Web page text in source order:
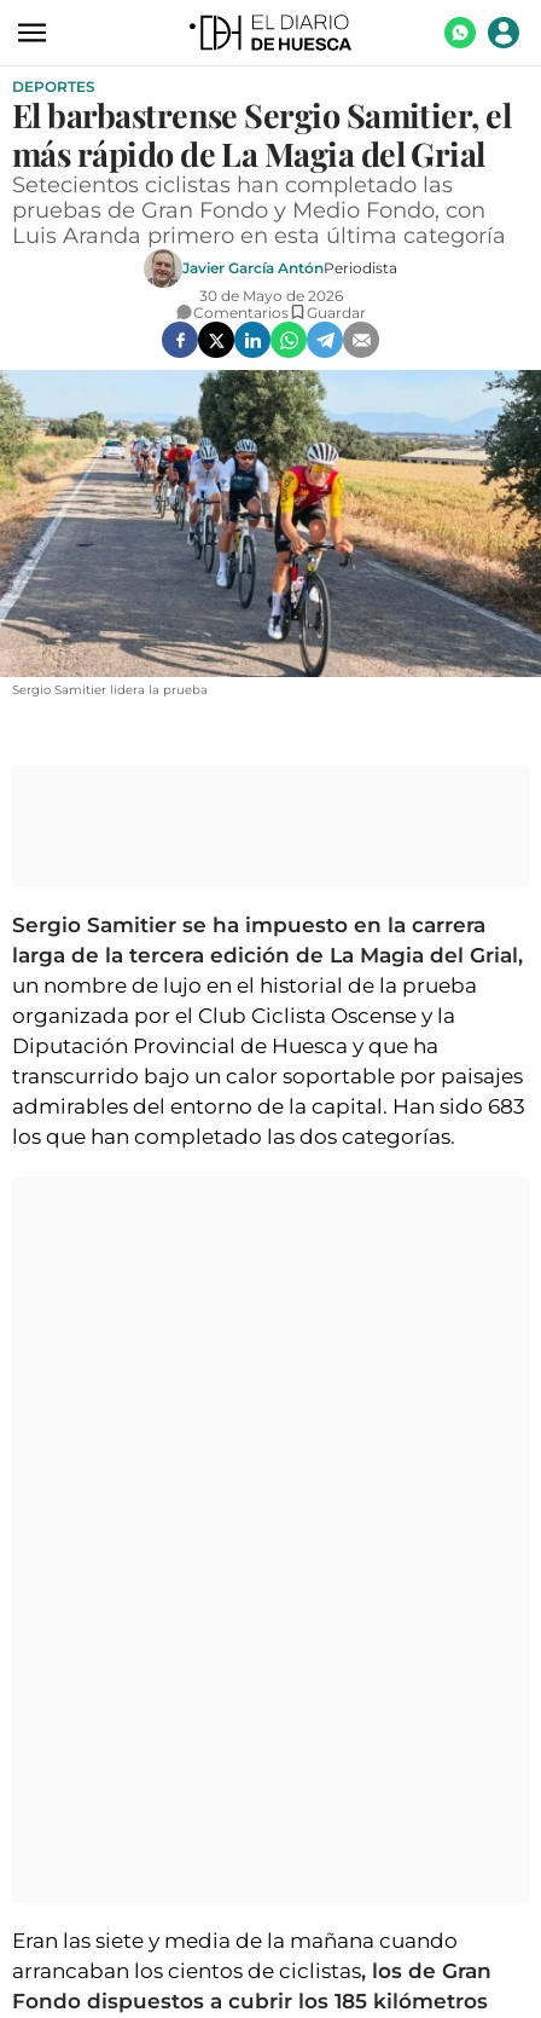
ACTUALIDAD
ECONOMÍA
TECNOLOGÍA
TURISMO
AGROALIMENTACIÓN
SOCIEDAD
OPINIÓN
GALERÍAS
VÍDEOS
CONTACTAR
FIESTAS EN EL ALTO ARAGÓN
FIESTAS DE SAN LORENZO
CLUB DEL AMIGO MILITANTE
INICIAR SESIÓN
DEPORTES
El barbastrense Sergio Samitier, el
más rápido de La Magia del Grial
Setecientos ciclistas han completado las
pruebas de Gran Fondo y Medio Fondo, con
Luis Aranda primero en esta última categoría
Javier García AntónPeriodista
30 de Mayo de 2026
Comentarios
Guardar
Sergio Samitier lidera la prueba
Sergio Samitier se ha impuesto en la carrera
larga de la tercera edición de La Magia del Grial,
un nombre de lujo en el historial de la prueba
organizada por el Club Ciclista Oscense y la
Diputación Provincial de Huesca y que ha
transcurrido bajo un calor soportable por paisajes
admirables del entorno de la capital. Han sido 683
los que han completado las dos categorías.
Eran las siete y media de la mañana cuando
arrancaban los cientos de ciclistas, los de Gran
Fondo dispuestos a cubrir los 185 kilómetros